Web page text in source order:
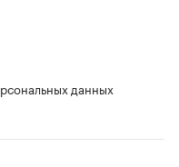
данных